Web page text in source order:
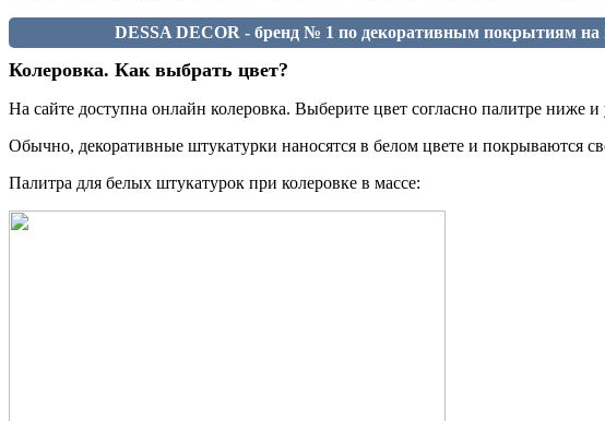
DESSA DECOR - бренд № 1 по декоративным покрытиям
Колеровка. Как выбрать цвет?
На сайте доступна онлайн колеровка. Выберите цвет согласно палитре ниже
Обычно, декоративные штукатурки наносятся в белом цвете и покрываются
Палитра для белых штукатурок при колеровке в массе: